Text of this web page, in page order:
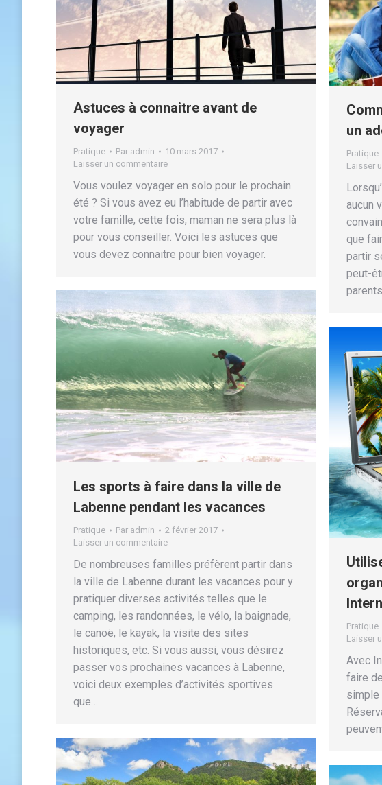
Astuces à connaitre avant de
voyager
Pratique Par admin
10 mars 2017
Laisser un commentaire
Vous voulez voyager en solo pour le prochain
été ? Si vous avez eu l’habitude de partir avec
votre famille, cette fois, maman ne sera plus là
pour vous conseiller. Voici les astuces que
vous devez connaitre pour bien voyager.
un
Pratique
Laisser
aucun
que
partir
peut-
Les sports à faire dans la ville de
Labenne pendant les vacances
Pratique Par admin
2 février 2017
Laisser un commentaire
De nombreuses familles préfèrent partir dans
la ville de Labenne durant les vacances pour y
pratiquer diverses activités telles que le
camping, les randonnées, le vélo, la baignade,
le canoë, le kayak, la visite des sites
historiques, etc. Si vous aussi, vous désirez
passer vos prochaines vacances à Labenne,
voici deux exemples d’activités sportives
que…
Pratique
Laisser
Avec
faire
simple